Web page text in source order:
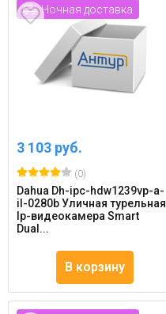
Ночная доставка
3 103 руб.
(0)
Dahua Dh-ipc-hdw1239vp-a-
il-0280b Уличная турельная
Ip-видеокамера Smart
Dual...
В корзину